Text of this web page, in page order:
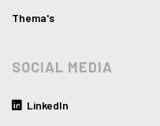
Thema's
SOCIAL MEDIA
LinkedIn